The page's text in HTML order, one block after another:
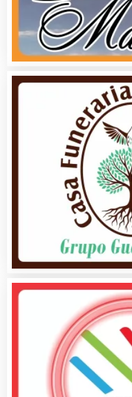
Alarmas
Albercas
Alimentos
Almacenaje
Alquiler de Autos
Alquiler de
Alquiler de Sillas
Alquiler de
Alta Costura